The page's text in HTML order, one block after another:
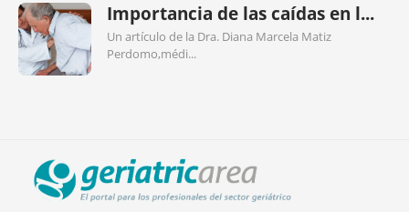
Importancia de las caídas en l...
Un artículo de la Dra. Diana Marcela Matiz
Perdomo,médi...